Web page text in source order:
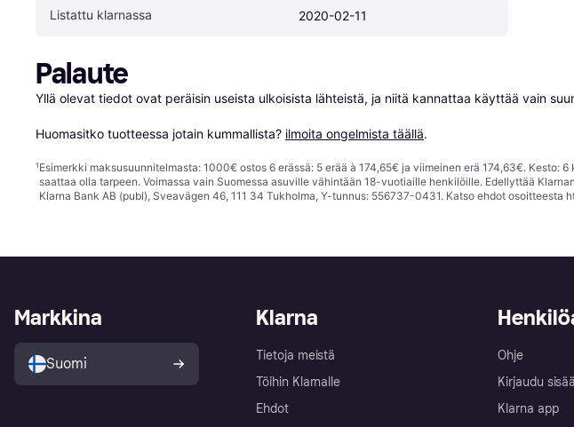
Listattu klarnassa 2020-02-11
Palaute
Yllä olevat tiedot ovat peräisin useista ulkoisista lähteistä, ja niitä kannattaa käyttää vain
Huomasitko tuotteessa jotain kummallista? ilmoita ongelmista täällä.
¹Esimerkki maksusuunnitelmasta: 1000€ ostos 6 erässä: 5 erää à 174,65€ ja viimeinen erä 174,63€.
saattaa olla tarpeen. Voimassa vain Suomessa asuville vähintään 18-vuotiaille henkilöille. Edellyttää
Klarna Bank AB (publ), Sveavägen 46, 111 34 Tukholma, Y-tunnus: 556737-0431. Katso ehdot osoitteesta
Klarna
Tietoja meistä
Töihin Klarnalle
Ehdot
Ohje
Kirjaudu
Klarna app
Markkina
Suomi